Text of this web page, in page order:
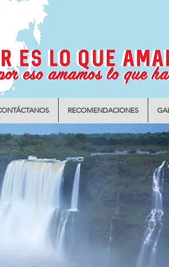
RECOMENDACIONES